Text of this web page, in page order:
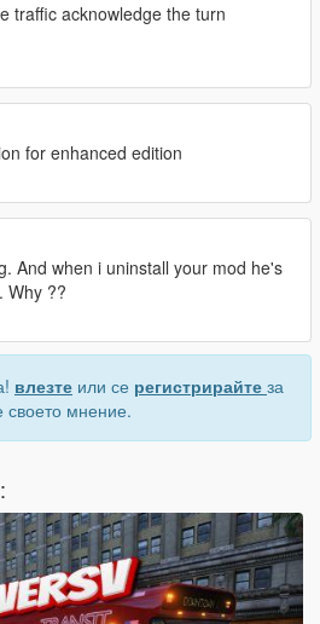
traffic acknowledge the turn
for enhanced edition
And when i uninstall your mod he's
Why ??
влезте или се регистрирайте за
своето мнение.
: